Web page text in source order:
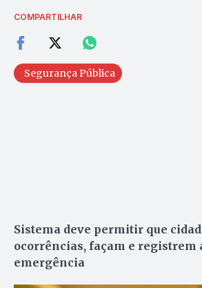
COMPARTILHAR
Segurança Pública
Sistema deve permitir que
ocorrências, façam e registrem
emergência